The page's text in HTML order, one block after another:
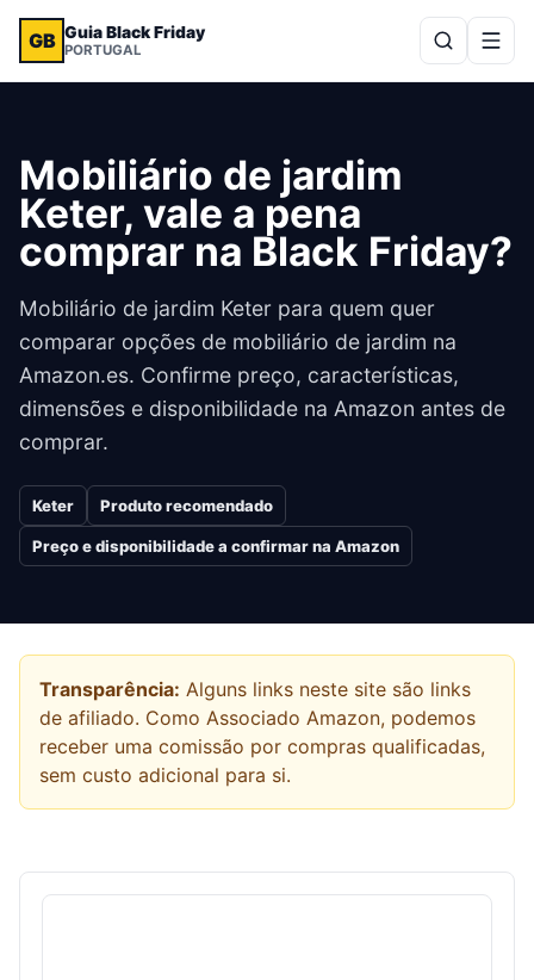
GB Guia Black Friday
PORTUGAL
Mobiliário de jardim
Keter, vale a pena
comprar na Black Friday?
Mobiliário de jardim Keter para quem quer
comparar opções de mobiliário de jardim na
Amazon.es. Confirme preço, características,
dimensões e disponibilidade na Amazon antes de
comprar.
Keter Produto recomendado
Preço e disponibilidade a confirmar na Amazon
Transparência: Alguns links neste site são links
de afiliado. Como Associado Amazon, podemos
receber uma comissão por compras qualificadas,
sem custo adicional para si.